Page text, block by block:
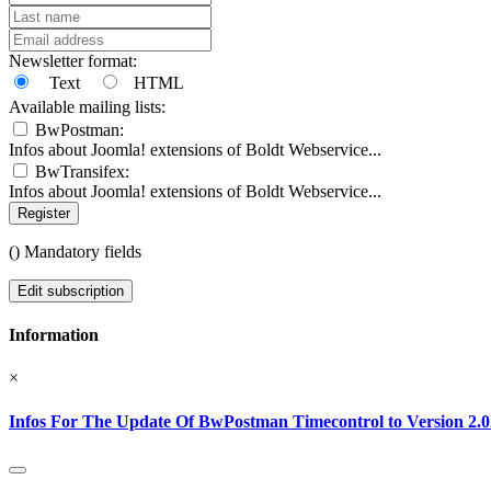
Newsletter format:
Text
HTML
Available mailing lists:
BwPostman:
Infos about Joomla! extensions of Boldt Webservice...
BwTransifex:
Infos about Joomla! extensions of Boldt Webservice...
Register
() Mandatory fields
Edit subscription
Information
×
Infos For The Update Of BwPostman Timecontrol to Version